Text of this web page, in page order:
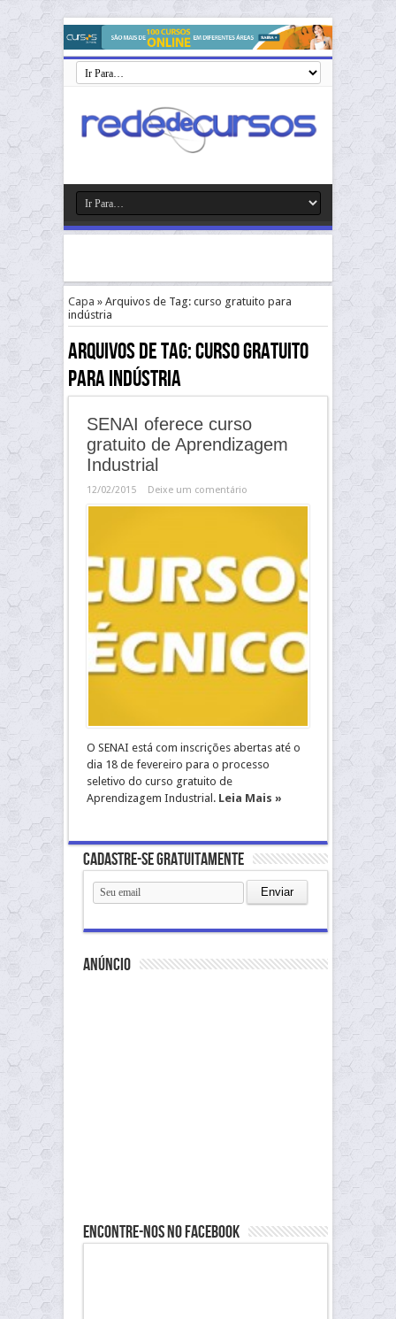
Capa » Arquivos de Tag: curso gratuito para
indústria
Arquivos de Tag:curso gratuito
para indústria
SENAI oferece curso
gratuito de Aprendizagem
Industrial
12/02/2015 Deixe um comentário
O SENAI está com inscrições abertas até o
dia 18 de fevereiro para o processo
seletivo do curso gratuito de
Aprendizagem Industrial. Leia Mais »
Cadastre-se gratuitamente
anúncio
Encontre-nos no Facebook